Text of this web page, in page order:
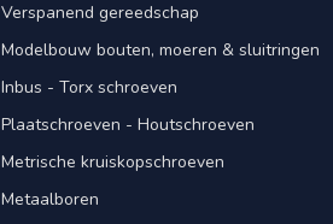
Verspanend gereedschap
Modelbouw bouten, moeren & sluitringen
Inbus - Torx schroeven
Plaatschroeven - Houtschroeven
Metrische kruiskopschroeven
Metaalboren